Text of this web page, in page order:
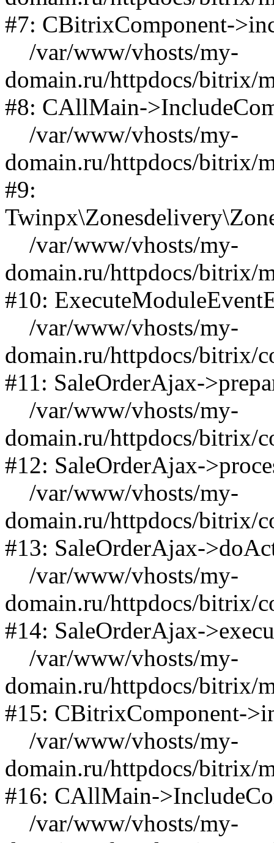
#7: CBitrixComponent-
/var/www/vhosts/my-
domain.ru/httpdocs/bitrix/
#8: CAllMain-
/var/www/vhosts/my-
domain.ru/httpdocs/bitrix/
#9:
/var/www/vhosts/my-
domain.ru/httpdocs/bitrix/
#10:
/var/www/vhosts/my-
domain.ru/httpdocs/bitrix/
#11: SaleOrderAjax-
/var/www/vhosts/my-
domain.ru/httpdocs/bitrix/
#12: SaleOrderAjax-
/var/www/vhosts/my-
domain.ru/httpdocs/bitrix/
#13: SaleOrderAjax-
/var/www/vhosts/my-
domain.ru/httpdocs/bitrix/
#14: SaleOrderAjax-
/var/www/vhosts/my-
domain.ru/httpdocs/bitrix/
#15: CBitrixComponent-
/var/www/vhosts/my-
domain.ru/httpdocs/bitrix/
#16: CAllMain-
/var/www/vhosts/my-